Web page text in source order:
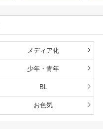
メディア化
少年・青年
BL
お色気